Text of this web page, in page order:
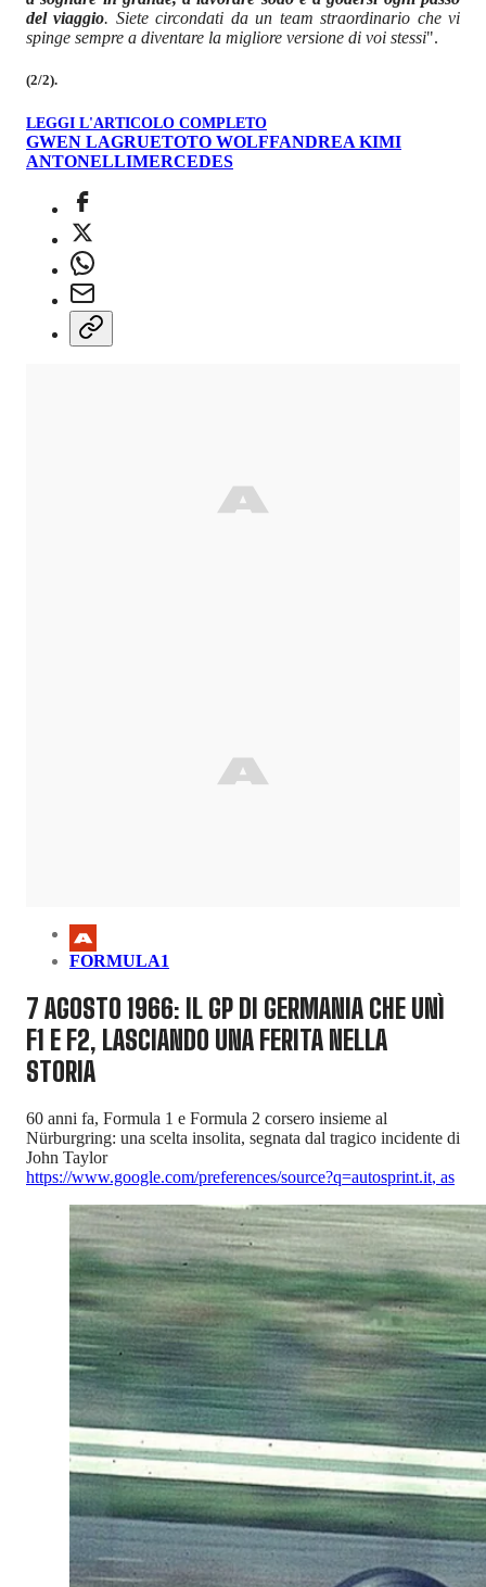
del viaggio. Siete circondati da un team straordinario che vi
spinge sempre a diventare la migliore versione di voi stessi".
(2/2).
LEGGI L'ARTICOLO COMPLETO
GWEN LAGRUETOTO WOLFFANDREA KIMI
ANTONELLIMERCEDES
FORMULA1
7 AGOSTO 1966: IL GP DI GERMANIA CHE UNÌ
F1 E F2, LASCIANDO UNA FERITA NELLA
STORIA
60 anni fa, Formula 1 e Formula 2 corsero insieme al
Nürburgring: una scelta insolita, segnata dal tragico incidente di
John Taylor
https://www.google.com/preferences/source?q=autosprint.it, as